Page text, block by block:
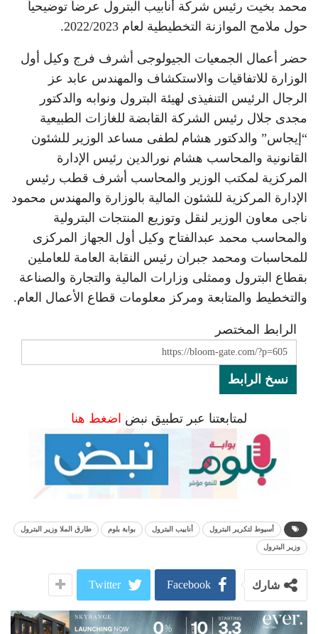
محمد بخيت رئيس شركة أنابيب البترول عرضاً توضيحياً
حول ملامح الموازنة التخطيطية لعام 2022/2023.
حضر أعمال الجمعيات الجيولوجى أشرف فرج وكيل أول
الوزارة للاتفاقيات والاستكشاف والمهندس عابد عز
الرجال الرئيس التنفيذى لهيئة البترول ونوابه والدكتور
مجدى جلال رئيس الشركة القابضة للغازات الطبيعية
“إيجاس” والدكتور هشام لطفى مساعد الوزير للشئون
القانونية والمحاسب هشام نورالدين رئيس الإدارة
المركزية لمكتب الوزير والمحاسب أشرف قطب رئيس
الإدارة المركزية للشئون المالية بالوزارة والمهندس محمود
ناجى معاون الوزير لنقل وتوزيع المنتجات البترولية
والمحاسب محمد عبدالفتاح وكيل أول الجهاز المركزى
للمحاسبات ومحمد جبران رئيس النقابة العامة للعاملين
بقطاع البترول وممثلى وزارات المالية والتجارة والصناعة
والتخطيط والمتابعة ومركز معلومات قطاع الأعمال العام.
الرابط المختصر
نسخ الرابط
لمتابعتنا عبر تطبيق نبض اضغط هنا
أسيوط لتكرير البترول أنابيب البترول بوابة بلوم طارق الملا وزير البترول
وزير البترول
شارك Facebook
Twitter